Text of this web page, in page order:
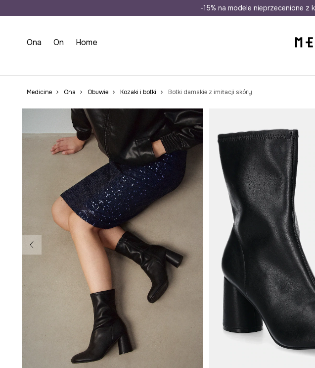
Wysyłka nawet w 24h
-15% na modele nieprzecenione z
Ona On Home
Medicine Ona Obuwie Kozaki i botki Botki damskie z imitacji skóry